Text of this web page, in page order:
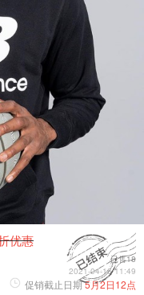
优惠
已售18
2021-04-16 11:49
促销截止日期5月2日12点